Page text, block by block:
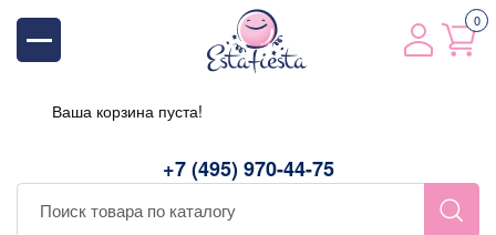
+7 (495) 970-44-75
0
Ваша корзина пуста!